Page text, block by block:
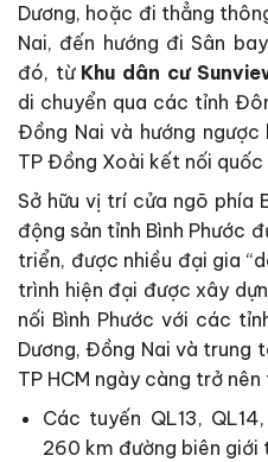
Dương, hoặc đi thẳng
Nai, đến hướng đi Sân
đó, từ Khu dân cư
di chuyển qua các tỉnh
Đồng Nai và hướng
TP Đồng Xoài kết nối quốc
Sở hữu vị trí cửa ngõ phía
động sản tỉnh Bình Phước
triển, được nhiều đại gia
trình hiện đại được xây
nối Bình Phước với các
Dương, Đồng Nai và trung
TP HCM ngày càng trở nên
Các tuyến QL13,
260 km đường biên giới